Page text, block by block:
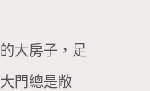
大房子，足
門總是敞